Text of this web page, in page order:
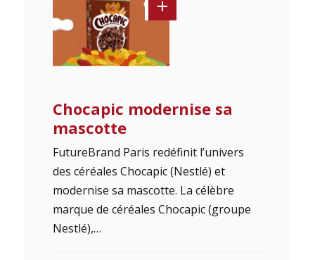
Chocapic modernise sa
mascotte
FutureBrand Paris redéfinit l’univers
des céréales Chocapic (Nestlé) et
modernise sa mascotte. La célèbre
marque de céréales Chocapic (groupe
Nestlé),…